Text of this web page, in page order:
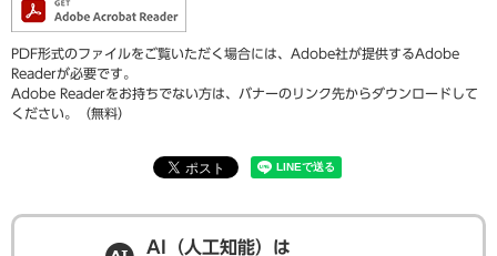
PDF形式のファイルをご覧いただく場合には、Adobe社が提供するAdobe
Readerが必要です。
Adobe Readerをお持ちでない方は、バナーのリンク先からダウンロードして
ください。（無料）
AI（人工知能）は